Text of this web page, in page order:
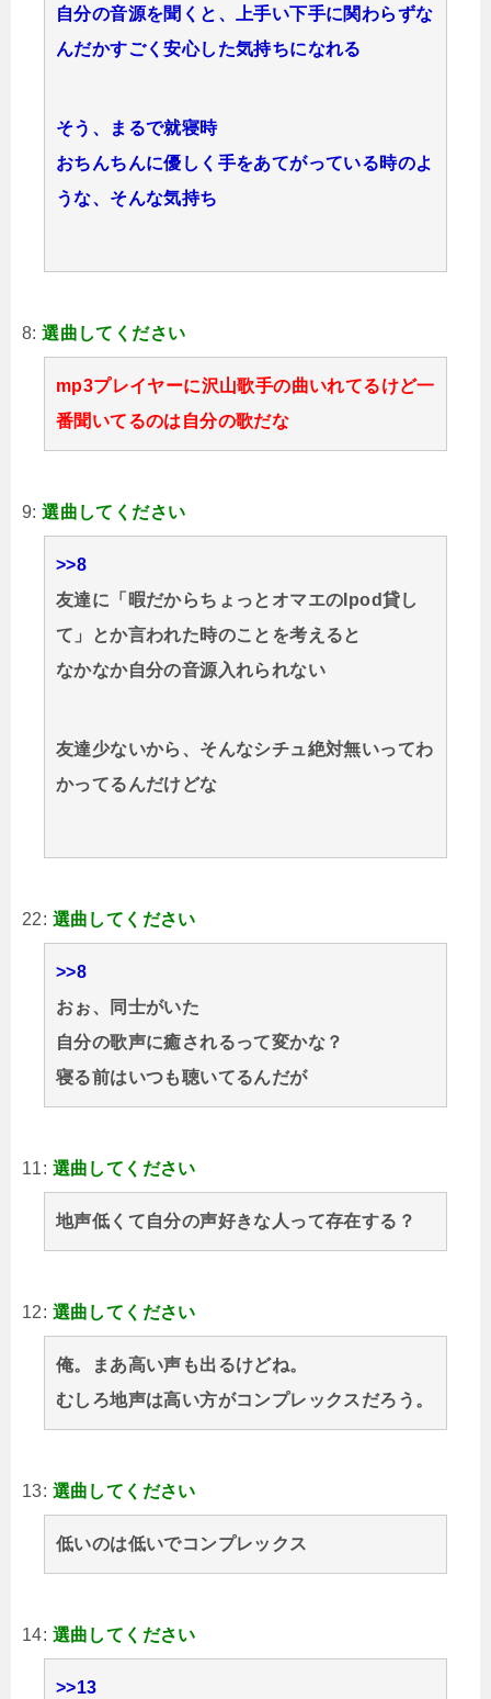
自分の音源を聞くと、上手い下手に関わらずな
んだかすごく安心した気持ちになれる
そう、まるで就寝時
おちんちんに優しく手をあてがっている時のよ
うな、そんな気持ち
8:選曲してください
mp3プレイヤーに沢山歌手の曲いれてるけど一
番聞いてるのは自分の歌だな
9:選曲してください
>>8
友達に「暇だからちょっとオマエのIpod貸し
て」とか言われた時のことを考えると
なかなか自分の音源入れられない
友達少ないから、そんなシチュ絶対無いってわ
かってるんだけどな
22: 選曲してください
>>8
おぉ、同士がいた
自分の歌声に癒されるって変かな？
寝る前はいつも聴いてるんだが
11: 選曲してください
地声低くて自分の声好きな人って存在する？
12: 選曲してください
俺。まあ高い声も出るけどね。
むしろ地声は高い方がコンプレックスだろう。
13: 選曲してください
低いのは低いでコンプレックス
14: 選曲してください
>>13